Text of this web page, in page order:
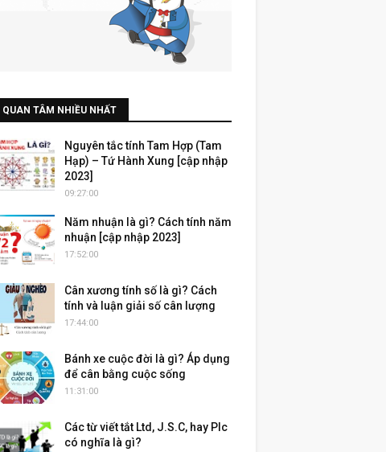
QUAN TÂM NHIỀU NHẤT
Nguyên tắc tính Tam Hợp (Tam
Hạp) – Tứ Hành Xung [cập nhập
2023]
09:27:00
Năm nhuận là gì? Cách tính năm
nhuận [cập nhập 2023]
17:52:00
Cân xương tính số là gì? Cách
tính và luận giải số cân lượng
17:44:00
Bánh xe cuộc đời là gì? Áp dụng
để cân bằng cuộc sống
11:31:00
Các từ viết tắt Ltd, J.S.C, hay Plc
có nghĩa là gì?